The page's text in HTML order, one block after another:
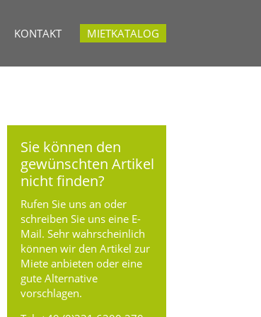
KONTAKT MIETKATALOG
Sie können den
gewünschten Artikel
nicht finden?
Rufen Sie uns an oder
schreiben Sie uns eine E-
Mail. Sehr wahrscheinlich
können wir den Artikel zur
Miete anbieten oder eine
gute Alternative
vorschlagen.